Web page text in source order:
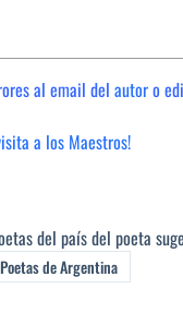
al email del autoro
a los Maestros!
del país del poeta
de Argentina